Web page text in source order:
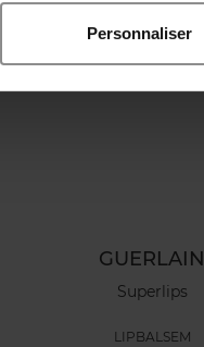
Personnaliser
GUERLAIN
Superlips
LIPBALSEM